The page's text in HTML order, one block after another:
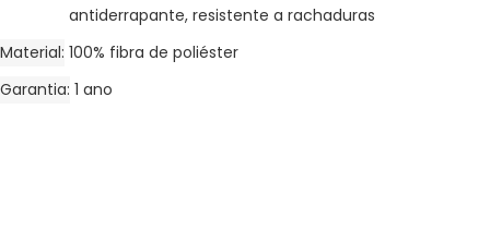
antiderrapante, resistente a rachaduras
Material 100% fibra de poliéster
Garantia 1 ano